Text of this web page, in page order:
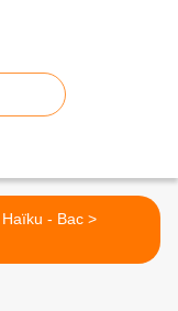
Haïku - Bac >